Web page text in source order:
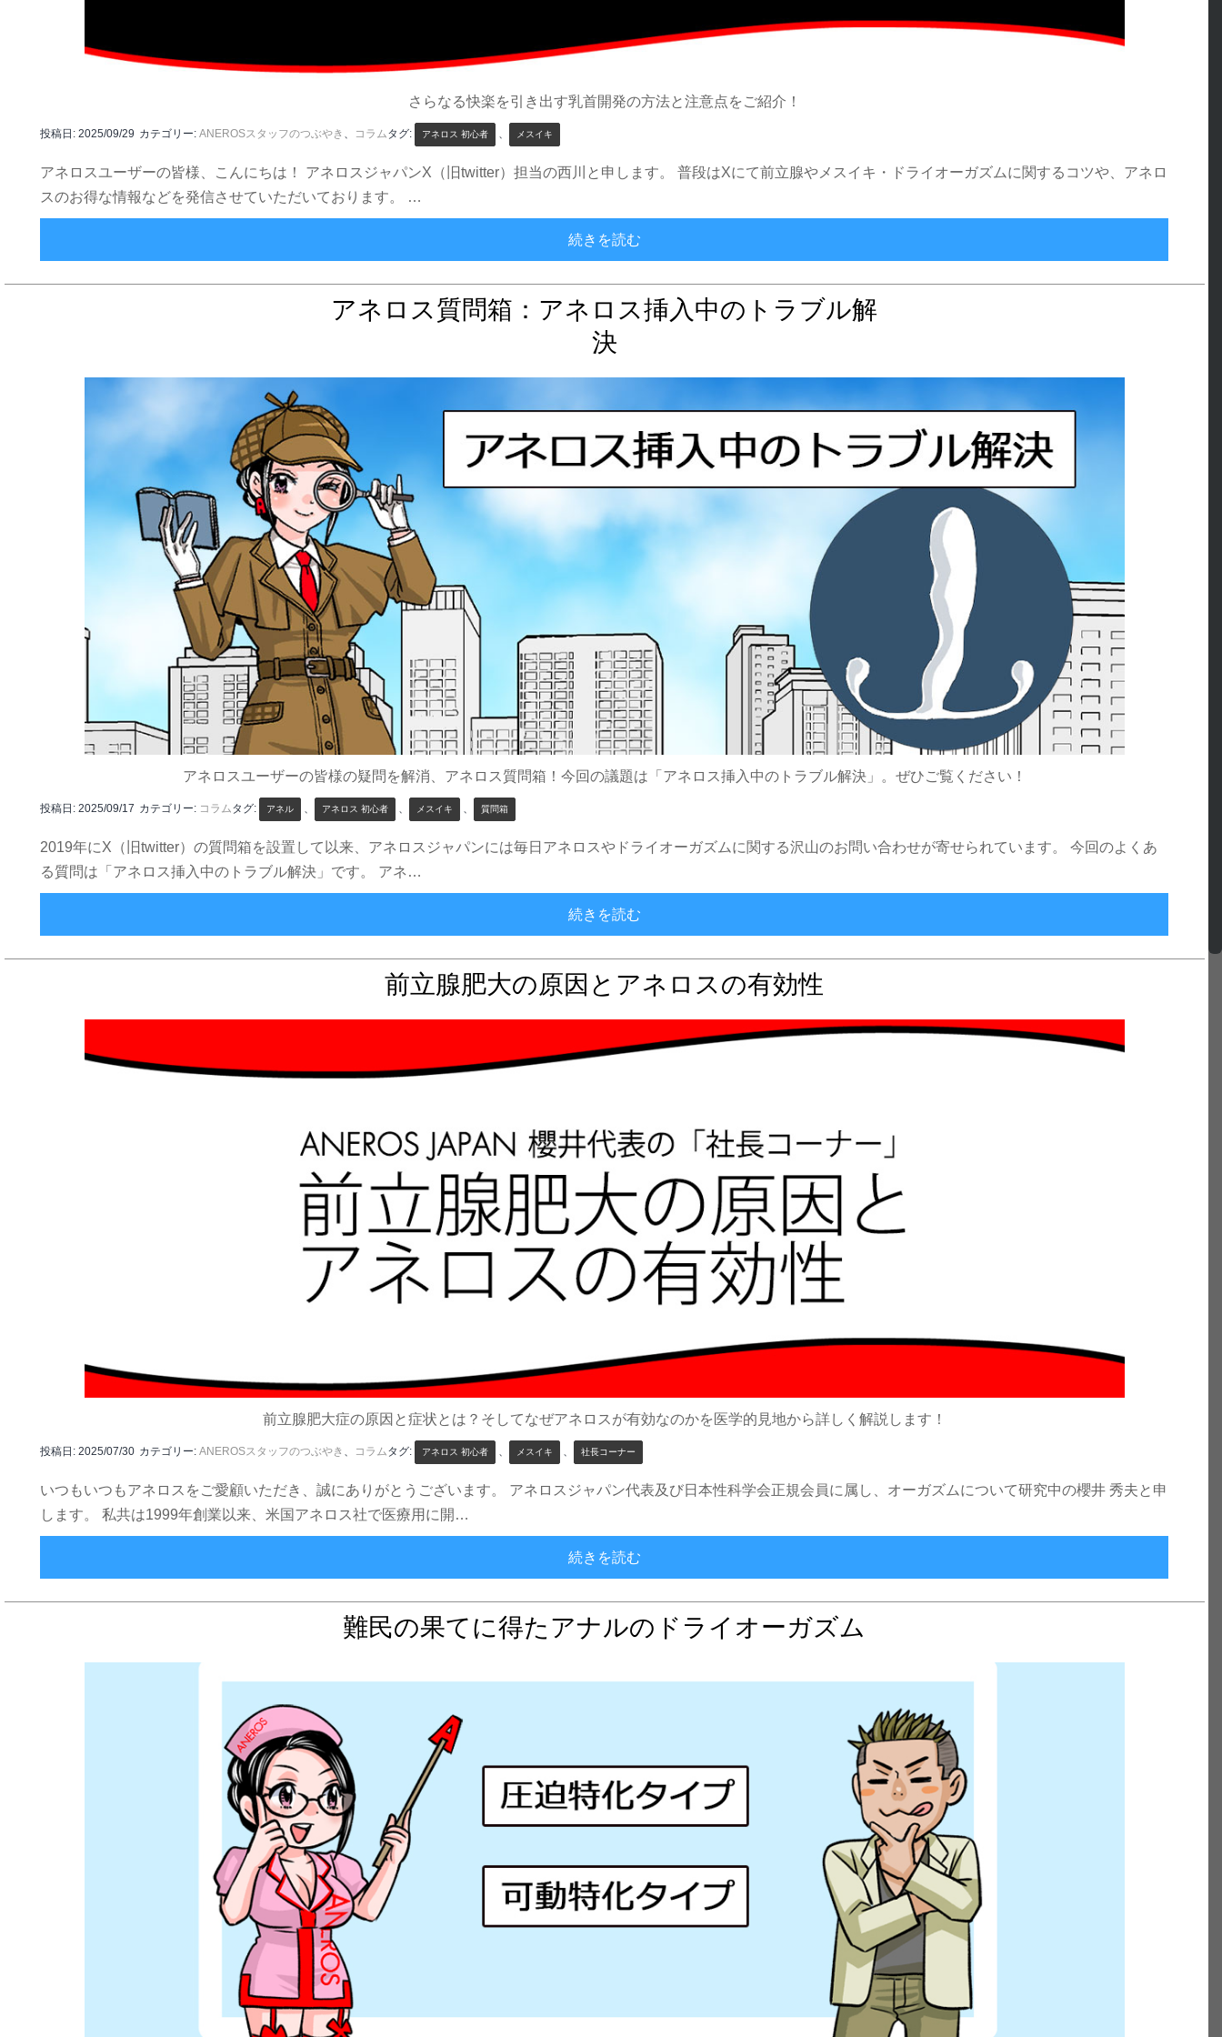
さらなる快楽を引き出す乳首開発の方法と注意点をご紹介！
投稿日:2025/09/29 カテゴリー:ANEROSスタッフのつぶやき 、 コラムタグ: アネロス 初心者 、 メスイキ
アネロスユーザーの皆様、こんにちは！ アネロスジャパンX（旧twitter）担当の西川と申します。 普段はXにて前立腺やメスイキ・ドライオーガズムに関するコツや、アネロ
スのお得な情報などを発信させていただいております。 …
続きを読むスタッフブログ：乳首開発のやり方と注意点
アネロス質問箱：アネロス挿入中のトラブル解
決
アネロスユーザーの皆様の疑問を解消、アネロス質問箱！今回の議題は「アネロス挿入中のトラブル解決」。ぜひご覧ください！
投稿日:2025/09/17 カテゴリー: コラムタグ: アネル 、 アネロス 初心者 、 メスイキ 、 質問箱
2019年にX（旧twitter）の質問箱を設置して以来、アネロスジャパンには毎日アネロスやドライオーガズムに関する沢山のお問い合わせが寄せられています。 今回のよくあ
る質問は「アネロス挿入中のトラブル解決」です。 アネ…
続きを読むアネロス質問箱：アネロス挿入中のトラブル解決
前立腺肥大の原因とアネロスの有効性
前立腺肥大症の原因と症状とは？そしてなぜアネロスが有効なのかを医学的見地から詳しく解説します！
投稿日:2025/07/30 カテゴリー:ANEROSスタッフのつぶやき コラム タグ: アネロス 初心者 メスイキ 社長コーナー
いつもいつもアネロスをご愛顧いただき、誠にありがとうございます。 アネロスジャパン代表及び日本性科学会正規会員に属し、オーガズムについて研究中の櫻井 秀夫と申
します。 私共は1999年創業以来、米国アネロス社で医療用に開…
続きを読む前立腺肥大の原因とアネロスの有効性
難民の果てに得たアナルのドライオーガズム